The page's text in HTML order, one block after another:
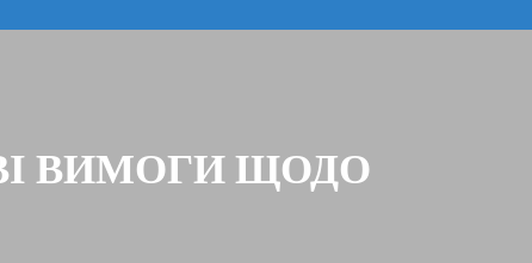
ВИМОГИ ЩОДО